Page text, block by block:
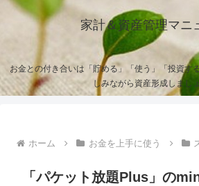
家計＆資産管理マニ
お金との付き合いは「貯める」「使う」「投資す
しみながら資産形成しまし
ホーム お金を上手に使う
「パケット放題Plus」の